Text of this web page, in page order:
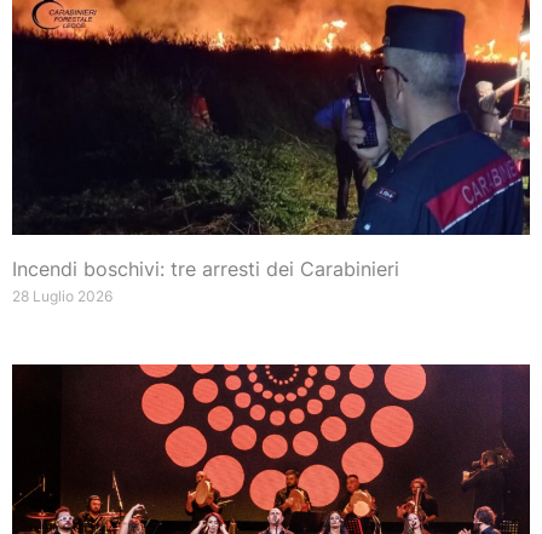
Incendi boschivi: tre arresti dei Carabinieri
28 Luglio 2026